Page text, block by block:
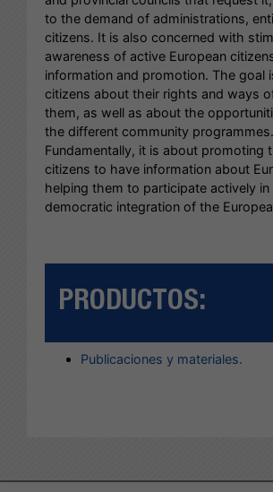
to the demand of administrations,
citizens. It is also concerned with
awareness of active European
information and promotion. The goal
citizens about their rights and ways
them, as well as about the
the different community programmes.
Fundamentally, it is about promoting
citizens to have information about
helping them to participate actively in
democratic integration of the
PRODUCTOS:
Publicaciones y materiales.